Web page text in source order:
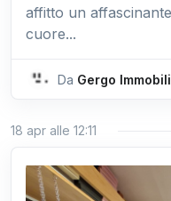
affitto un
cuore...
Da Gergo
18 apr alle 12:11